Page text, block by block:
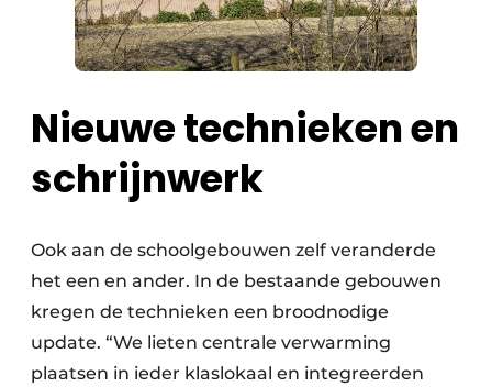
Nieuwe technieken en
schrijnwerk
Ook aan de schoolgebouwen zelf veranderde
het een en ander. In de bestaande gebouwen
kregen de technieken een broodnodige
update. “We lieten centrale verwarming
plaatsen in ieder klaslokaal en integreerden